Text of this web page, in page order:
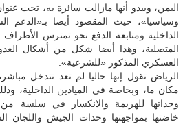
اليمن، ويبدو أنها مازالت سائرة به، تحت
وسياسيا»، حيث المقصود أيضا بـ«الدعم
الداخلية ومتابعة الدفع نحو تمترس
المتصلبة، وهذا أيضا شكل من أشكال
العسكري المذكور «للشرعية».
الرياض تقول إنها حاليا لم تعد تتدخل
مكان ما، وبخاصة في الميادين الداخلية،
وحداتها للهزيمة والانكسار في سلسة
خاضتها بمواجهتها وحدات الجيش واللجان